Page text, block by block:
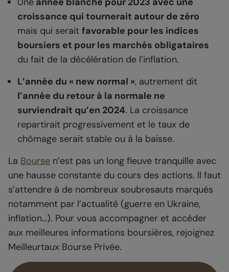
croissance qui tournerait autour de zéro
mais qui serait favorable pour les indices
boursiers et pour les marchés obligataires
du fait de la décélération de l’inflation.
L’année du « new normal », autrement dit
l’année du retour à la normale ne
surviendrait qu’en 2024. La croissance
repartirait progressivement et le taux de
chômage serait stable ou à la baisse.
La Bourse n’est pas un long fleuve tranquille avec
une hausse constante du cours des actions. Il faut
s’attendre à de nombreux soubresauts marqués
notamment par l’actualité (guerre en Ukraine,
inflation…). Pour vous accompagner et accéder
aux meilleures informations boursières, rejoignez
Meilleurtaux Bourse Privée.